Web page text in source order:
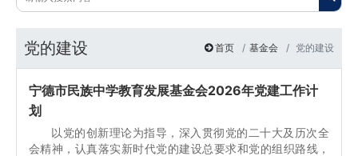
党的建设 首页 基金会 党的建设
宁德市民族中学教育发展基金会2026年党建工作计
划
以党的创新理论为指导，深入贯彻党的二十大及历次全
会精神，认真落实新时代党的建设总要求和党的组织路线，